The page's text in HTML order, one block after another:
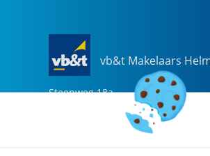
vb&t Makelaars
Steenweg 18a
helmond@vbtmakelaars.nl